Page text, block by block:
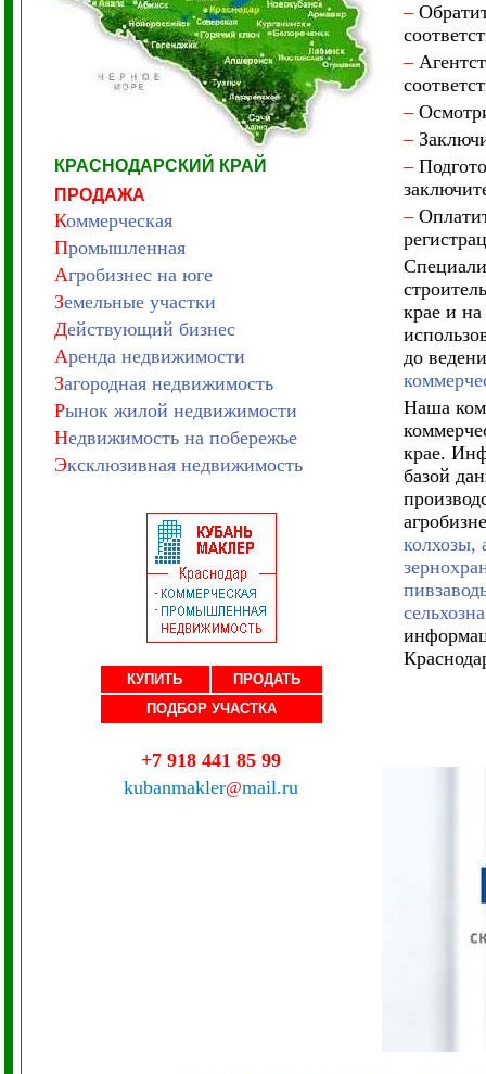
КРАСНОДАРСКИЙ КРАЙ
ПРОДАЖА
Коммерческая
Промышленная
Агробизнес на юге
Земельные участки
Действующий бизнес
Аренда недвижимости
Загородная недвижимость
Рынок жилой недвижимости
Недвижимость на побережье
Эксклюзивная недвижимость
КУПИТЬ
ПРОДАТЬ
ПОДБОР УЧАСТКА
+7 918 441 85 99
kubanmakler@mail.ru
–
–
–
–
–
–
крае и
до
Наша
крае.
базой